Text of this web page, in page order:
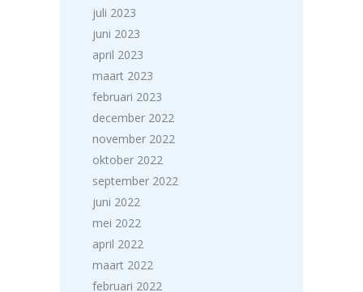
juli 2023
juni 2023
april 2023
maart 2023
februari 2023
december 2022
november 2022
oktober 2022
september 2022
juni 2022
mei 2022
april 2022
maart 2022
februari 2022